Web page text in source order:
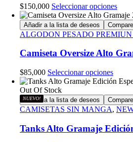
$150,000 Seleccionar opcionesEste
tiene
Las
en
la
Añadir a la lista de deseos Compare
ALGODON PESADO PREMIUN
Camiseta Oversize Alto
$85,000 Seleccionar opcionesEste
se
Out Of Stock
NUEVO!
Añadir a la lista de deseos Compare
CAMISETAS SIN MANGA,
Tanks Alto Gramaje